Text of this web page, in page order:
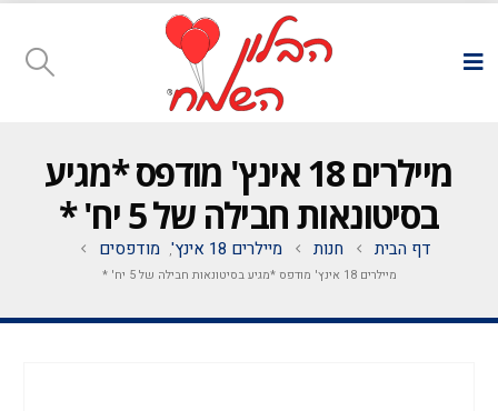
מיילרים 18 אינץ' מודפס *מגיע
בסיטונאות חבילה של 5 יח' *
דף הבית חנות מיילרים 18 אינץ' , מודפסים
מיילרים 18 אינץ' מודפס *מגיע בסיטונאות חבילה של 5 יח' *